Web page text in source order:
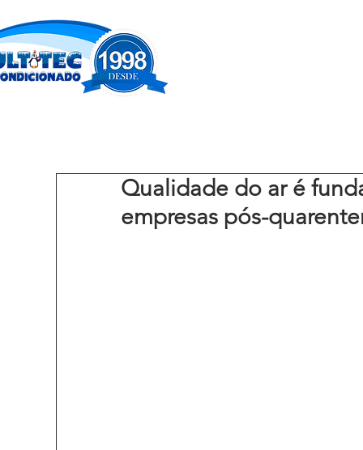
Qualidade do ar é
empresas pós-